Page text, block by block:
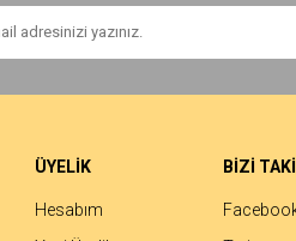
ÜYELİK
Hesabım
BİZİ